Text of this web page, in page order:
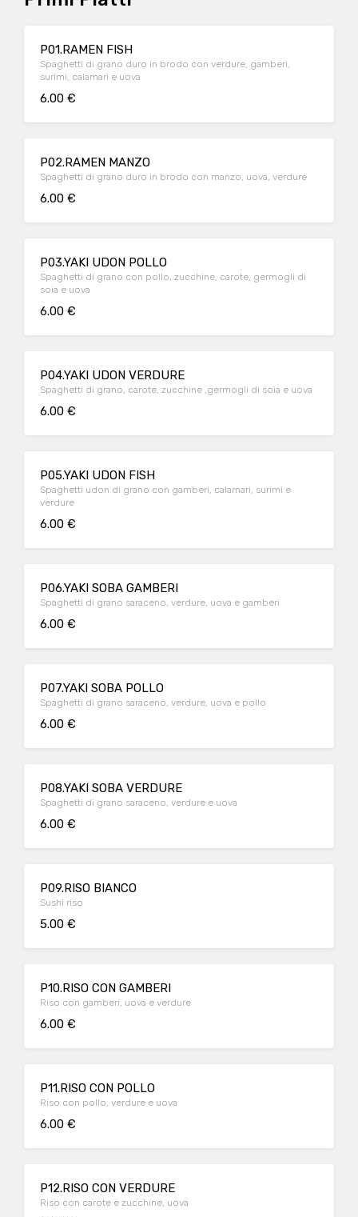
P01.RAMEN FISH
Spaghetti di grano duro in brodo con verdure, gamberi,
surimi, calamari e uova
6.00 €
P02.RAMEN MANZO
Spaghetti di grano duro in brodo con manzo, uova, verdure
6.00 €
P03.YAKI UDON POLLO
Spaghetti di grano con pollo, zucchine, carote, germogli di
soia e uova
6.00 €
P04.YAKI UDON VERDURE
Spaghetti di grano, carote, zucchine ,germogli di soia e uova
6.00 €
P05.YAKI UDON FISH
Spaghetti udon di grano con gamberi, calamari, surimi e
verdure
6.00 €
P06.YAKI SOBA GAMBERI
Spaghetti di grano saraceno, verdure, uova e gamberi
6.00 €
P07.YAKI SOBA POLLO
Spaghetti di grano saraceno, verdure, uova e pollo
6.00 €
P08.YAKI SOBA VERDURE
Spaghetti di grano saraceno, verdure e uova
6.00 €
P09.RISO BIANCO
Sushi riso
5.00 €
P10.RISO CON GAMBERI
Riso con gamberi, uova e verdure
6.00 €
P11.RISO CON POLLO
Riso con pollo, verdure e uova
6.00 €
P12.RISO CON VERDURE
Riso con carote e zucchine, uova